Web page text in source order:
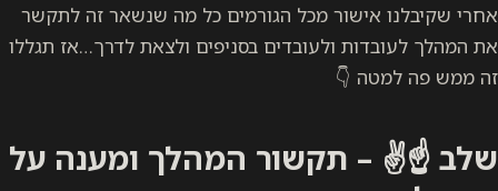
אחרי שקיבלנו אישור מכל הגורמים כל מה שנשאר זה לתקשר
את המהלך לעובדות ולעובדים בסניפים ולצאת לדרך…אז תגללו
זה ממש פה למטה 👇
שלב ☝️✌️ – תקשור המהלך ומענה על